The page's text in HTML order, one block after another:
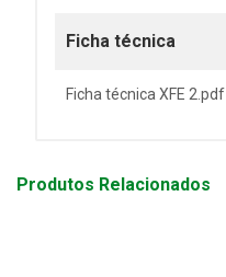
Ficha técnica
Ficha técnica XFE 2.pdf
Produtos Relacionados